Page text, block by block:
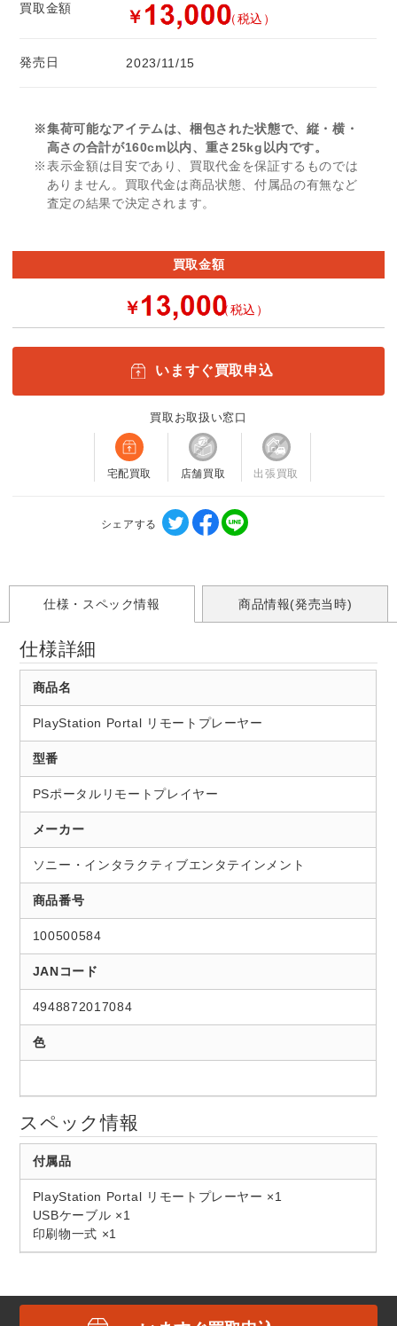
買取金額 ￥ （税込）
発売日 2023/11/15
※集荷可能なアイテムは、梱包された状態で、縦・横・
高さの合計が160cm以内、重さ25kg以内です。
※表示金額は目安であり、買取代金を保証するものでは
ありません。買取代金は商品状態、付属品の有無など
査定の結果で決定されます。
買取金額
￥ （税込）
いますぐ買取申込
買取お取扱い窓口
宅配買取 店舗買取 出張買取
シェアする
仕様・スペック情報 商品情報(発売当時)
仕様詳細
商品名
PlayStation Portal リモートプレーヤー
型番
PSポータルリモートプレイヤー
メーカー
ソニー・インタラクティブエンタテインメント
商品番号
100500584
JANコード
4948872017084
色
スペック情報
付属品
PlayStation Portal リモートプレーヤー ×1
USBケーブル ×1
印刷物一式 ×1